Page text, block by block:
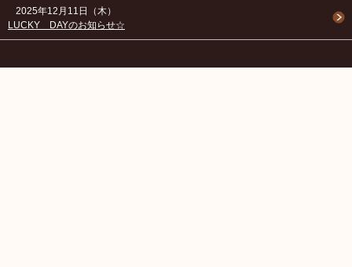
2025年12月11日（木）
LUCKY DAYのお知らせ☆